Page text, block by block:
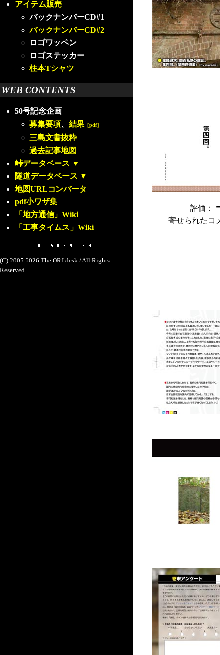
アイテム販売
バックナンバーCD#1
バックナンバーCD#2
ロゴワッペン
ロゴステッカー
柱本Tシャツ
WEB CONTENTS
50号記念企画
募集要項、 結果 ［pdf］
三島文書抜粋
過去記事地図
峠データベース ▼
隧道データベース ▼
地図URLコンバータ
pdf小ワザ集
「地方通信」Wiki
「工事タイムス」Wiki
(C) 2005-2026 The ORJ desk / All Rights
Reserved.
評価：
寄せられたコ